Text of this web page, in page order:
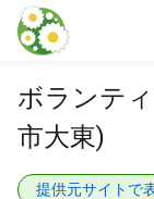
本文に飛ぶ
ボランテ
市大東)
提供元サイトで